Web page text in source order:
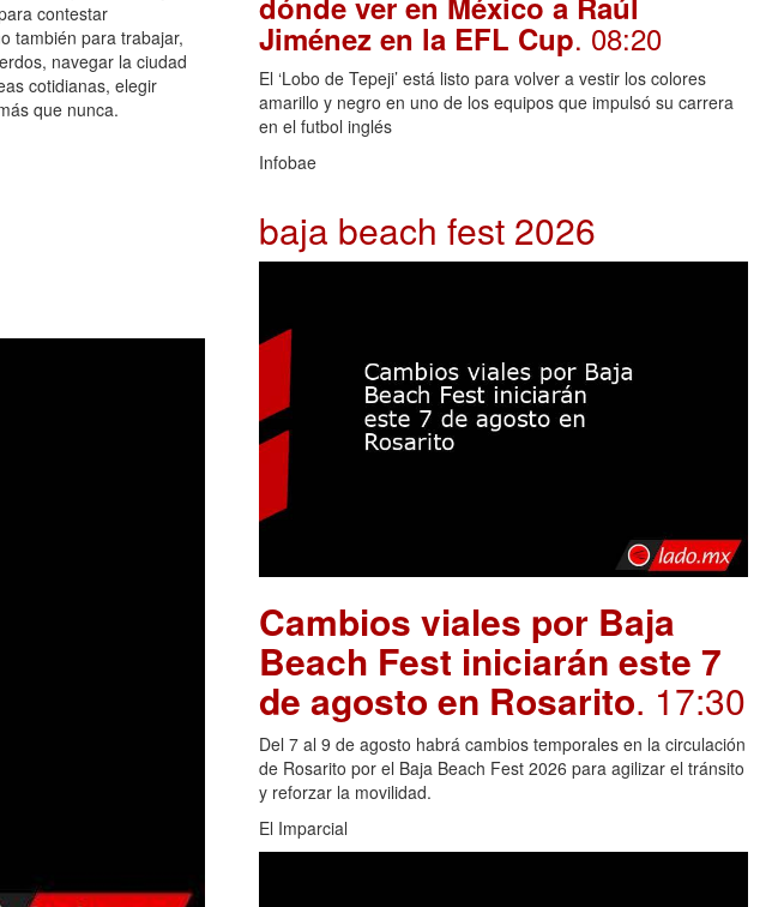
contestar
también para trabajar,
navegar la ciudad
cotidianas, elegir
que nunca.
Jiménez en la EFL Cup. 08:20
El ‘Lobo de Tepeji’ está listo para volver a vestir los colores
amarillo y negro en uno de los equipos que impulsó su carrera
en el futbol inglés
Infobae
baja beach fest 2026
Cambios viales por Baja
Beach Fest iniciarán este 7
de agosto en Rosarito. 17:30
Del 7 al 9 de agosto habrá cambios temporales en la circulación
de Rosarito por el Baja Beach Fest 2026 para agilizar el tránsito
y reforzar la movilidad.
El Imparcial